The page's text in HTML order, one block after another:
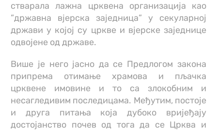
стварала лажна црквена организација као
”државна вјерска заједница” у секуларној
држави у којој су цркве и вјерске заједнице
одвојене од државе.
Више је него јасно да се Предлогом закона
припрема отимање храмова и пљачка
црквене имовине и то са злокобним и
несагледивим последицама. Међутим, постоје
и друга питања која дубоко вријеђају
достојанство почев од тога да се Црква и